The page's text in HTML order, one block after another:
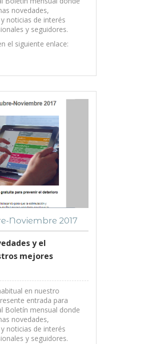
novedades,
noticias de interés
y seguidores.
el siguiente enlace:
Noviembre 2017
y el
mejores
en nuestro
entrada para
Boletín mensual donde
novedades,
noticias de interés
y seguidores.